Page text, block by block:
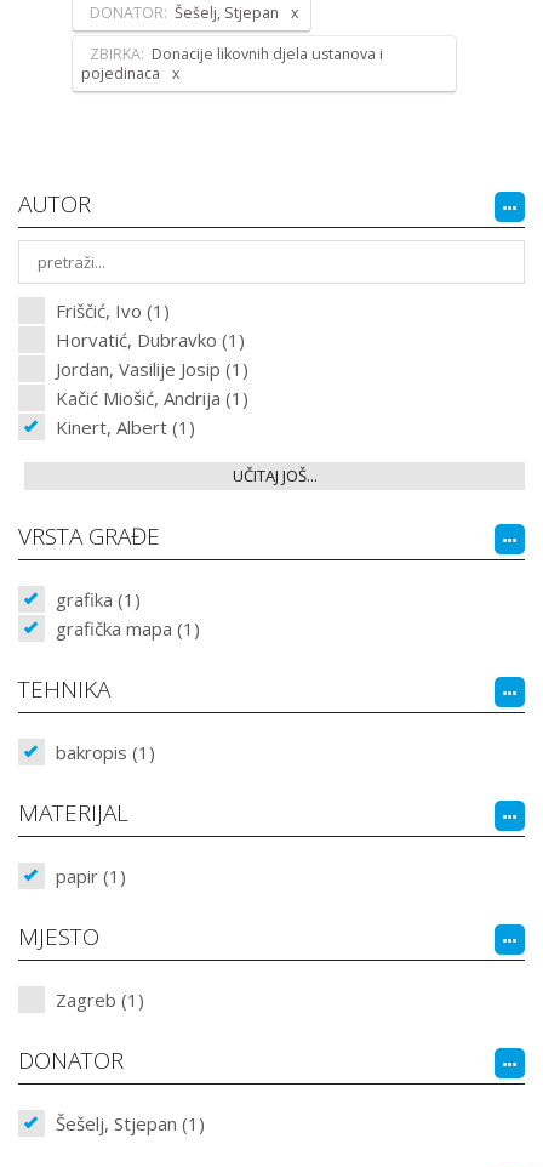
DONATOR: Šešelj, Stjepan
ZBIRKA: Donacije likovnih djela ustanova i
pojedinaca
AUTOR
Friščić, Ivo (1)
Horvatić, Dubravko (1)
Jordan, Vasilije Josip (1)
Kačić Miošić, Andrija (1)
Kinert, Albert (1)
UČITAJ JOŠ...
VRSTA GRAĐE
grafika (1)
grafička mapa (1)
TEHNIKA
bakropis (1)
MATERIJAL
papir (1)
MJESTO
Zagreb (1)
DONATOR
Šešelj, Stjepan (1)